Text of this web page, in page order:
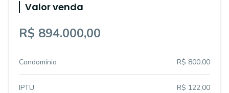
Valor venda
R$ 894.000,00
Condomínio R$ 800,00
IPTU R$ 122,00